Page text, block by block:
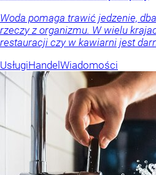
Woda pomaga trawić jedzenie,
rzeczy z organizmu. W wielu
restauracji czy w kawiarni jest
UsługiHandel Wiadomości